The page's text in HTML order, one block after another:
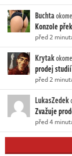
Buchta
Konzole
před 2
Krytak
prodej
před 2
LukasZedek
Zvažuje
před 4